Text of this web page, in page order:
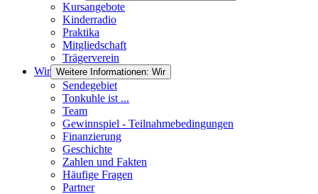
Kursangebote
Kinderradio
Praktika
Mitgliedschaft
Trägerverein
Wir Weitere Informationen: Wir
Sendegebiet
Tonkuhle ist ...
Team
Gewinnspiel - Teilnahmebedingungen
Finanzierung
Geschichte
Zahlen und Fakten
Häufige Fragen
Partner